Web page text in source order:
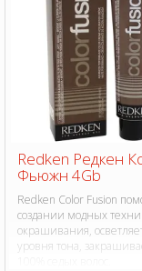
Redken Редкен
Фьюжн 4Gb
Redken Color Fusion
создании модных
окрашивания,
уровня тона,